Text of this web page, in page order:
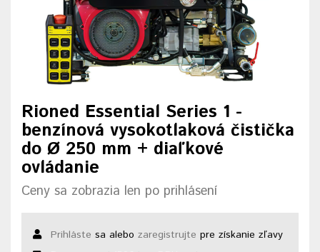
Rioned Essential Series 1 -
benzínová vysokotlaková čistička
do Ø 250 mm + diaľkové
ovládanie
Ceny sa zobrazia len po prihlásení
Prihláste sa alebo zaregistrujte pre získanie zľavy